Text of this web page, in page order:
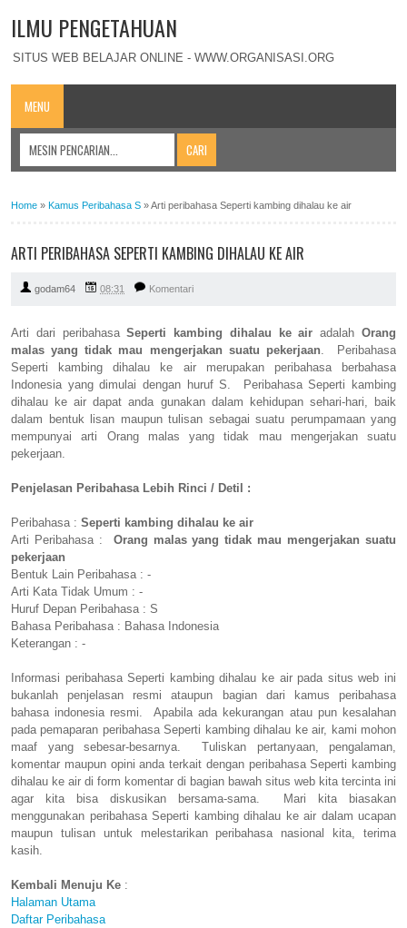
ILMU PENGETAHUAN
SITUS WEB BELAJAR ONLINE - WWW.ORGANISASI.ORG
MENU
Home » Kamus Peribahasa S »Arti peribahasa Seperti kambing dihalau ke air
ARTI PERIBAHASA SEPERTI KAMBING DIHALAU KE AIR
godam64 08:31 Komentari
Arti dari peribahasaSeperti kambing dihalau ke air adalahOrang
malas yang tidak mau mengerjakan suatu pekerjaan. Peribahasa
Seperti kambing dihalau ke air merupakan peribahasa berbahasa
Indonesia yang dimulai dengan huruf S. Peribahasa Seperti kambing
dihalau ke air dapat anda gunakan dalam kehidupan sehari-hari, baik
dalam bentuk lisan maupun tulisan sebagai suatu perumpamaan yang
mempunyai arti Orang malas yang tidak mau mengerjakan suatu
pekerjaan.
Penjelasan Peribahasa Lebih Rinci / Detil :
Peribahasa : Seperti kambing dihalau ke air
Arti Peribahasa : Orang malas yang tidak mau mengerjakan suatu
pekerjaan
Bentuk Lain Peribahasa : -
Arti Kata Tidak Umum : -
Huruf Depan Peribahasa : S
Bahasa Peribahasa : Bahasa Indonesia
Keterangan : -
Informasi peribahasa Seperti kambing dihalau ke air pada situs web ini
bukanlah penjelasan resmi ataupun bagian dari kamus peribahasa
bahasa indonesia resmi. Apabila ada kekurangan atau pun kesalahan
pada pemaparan peribahasa Seperti kambing dihalau ke air, kami mohon
maaf yang sebesar-besarnya. Tuliskan pertanyaan, pengalaman,
komentar maupun opini anda terkait dengan peribahasa Seperti kambing
dihalau ke air di form komentar di bagian bawah situs web kita tercinta ini
agar kita bisa diskusikan bersama-sama. Mari kita biasakan
menggunakan peribahasa Seperti kambing dihalau ke air dalam ucapan
maupun tulisan untuk melestarikan peribahasa nasional kita, terima
kasih.
Kembali Menuju Ke :
Halaman Utama
Daftar Peribahasa